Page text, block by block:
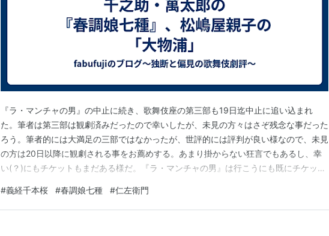
『ラ・マンチャの男』の中止に続き、歌舞伎座の第三部も19日迄中止に追い込まれ
た。筆者は第三部は観劇済みだったので幸いしたが、未見の方々はさぞ残念な事だった
ろう。筆者的には大満足の三部ではなかったが、世評的には評判が良い様なので、未見
の方は20日以降に観劇される事をお薦めする。あまり掛からない狂言でもあるし、幸
い(？)にもチケットもまだある様だ。『ラ・マンチャの男』は行こうにも既にチケット
種』。近々では昨年正月に新橋で右團次・壱太郎・児太郎で観た。今回は梅枝の十郎、
千之助の静御前、萬太郎の五郎と云う配役。長唄舞踊で…
#義経千本桜 #春調娘七種 #仁左衛門